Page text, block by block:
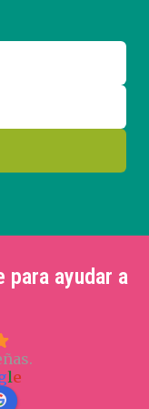
para ayudar a
le